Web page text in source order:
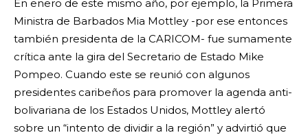
En enero de este mismo año, por ejemplo, la Primera
Ministra de Barbados Mia Mottley -por ese entonces
también presidenta de la CARICOM- fue sumamente
crítica ante la gira del Secretario de Estado Mike
Pompeo. Cuando este se reunió con algunos
presidentes caribeños para promover la agenda anti-
bolivariana de los Estados Unidos, Mottley alertó
sobre un “intento de dividir a la región” y advirtió que